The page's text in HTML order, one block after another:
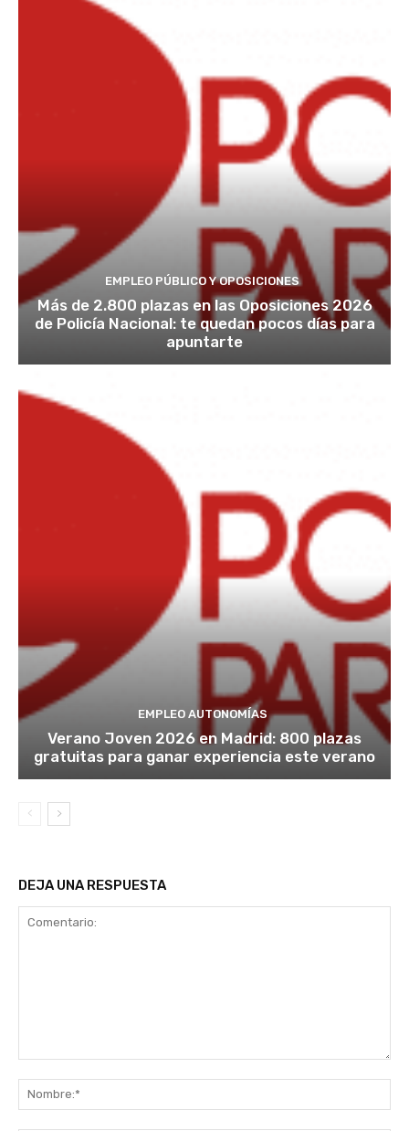
EMPLEO PÚBLICO Y OPOSICIONES
Más de 2.800 plazas en las Oposiciones 2026
de Policía Nacional: te quedan pocos días para
apuntarte
EMPLEO AUTONOMÍAS
Verano Joven 2026 en Madrid: 800 plazas
gratuitas para ganar experiencia este verano
DEJA UNA RESPUESTA